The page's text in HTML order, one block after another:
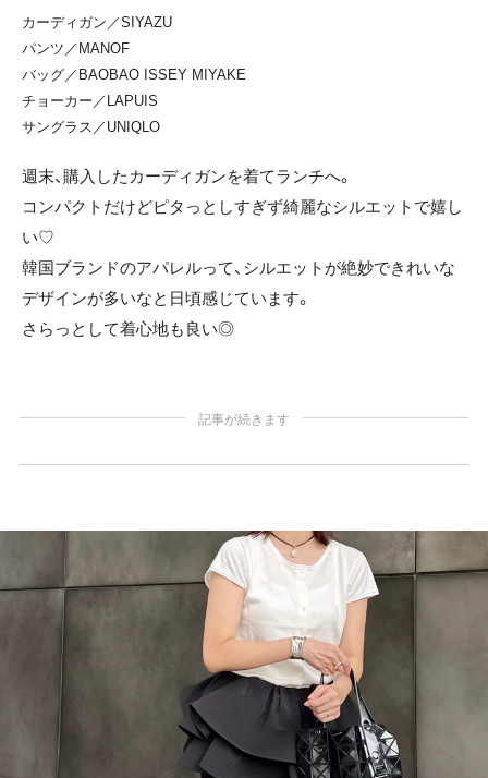
カーディガン／SIYAZU
パンツ／MANOF
バッグ／BAOBAO ISSEY MIYAKE
チョーカー／LAPUIS
サングラス／UNIQLO
週末、購入したカーディガンを着てランチへ。
コンパクトだけどピタっとしすぎず綺麗なシルエットで嬉し
い♡
韓国ブランドのアパレルって、シルエットが絶妙できれいな
デザインが多いなと日頃感じています。
さらっとして着心地も良い◎
記事が続きます